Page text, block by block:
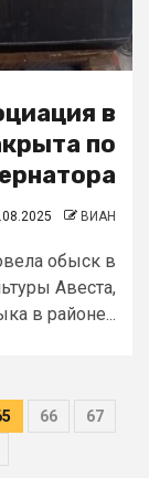
в
по
ВИАН
обыск в
Авеста,
в районе...
66
67